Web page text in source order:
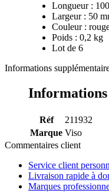
Longueur :
Largeur : 50
Couleur :
Poids : 0,2 kg
Lot de 6
Informations
Informations
Réf
211932
Marque Viso
Commentaires client
Service client
Livraison rapide à
Marques